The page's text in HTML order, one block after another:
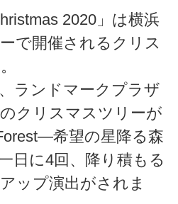
2020」は横浜
で開催されるクリス
ランドマークプラザ
クリスマスツリーが
希望の星降る森
日に4回、降り積もる
ップ演出がされま